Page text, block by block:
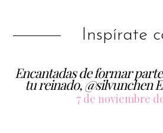
Inspírate
Encantadas de formar
tu reinado, @silvunchen
7 de noviembre